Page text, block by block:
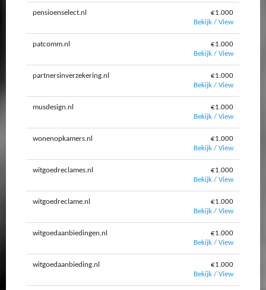
pensioenselect.nl
€1.000
Bekijk / View
patcomm.nl
€1.000
Bekijk / View
partnersinverzekering.nl
€1.000
Bekijk / View
musdesign.nl
€1.000
Bekijk / View
wonenopkamers.nl
€1.000
Bekijk / View
witgoedreclames.nl
€1.000
Bekijk / View
witgoedreclame.nl
€1.000
Bekijk / View
witgoedaanbiedingen.nl
€1.000
Bekijk / View
witgoedaanbieding.nl
€1.000
Bekijk / View